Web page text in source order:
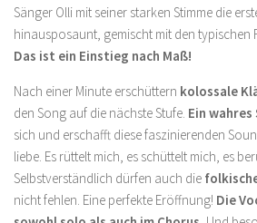
Sänger Olli mit seiner starken Stimme die
hinausposaunt, gemischt mit den typischen
Das ist ein Einstieg nach Maß!
Nach einer Minute erschüttern kolossale
den Song auf die nächste Stufe. Ein wahres
sich und erschafft diese faszinierenden
liebe. Es rüttelt mich, es schüttelt mich, es
Selbstverständlich dürfen auch die
nicht fehlen. Eine perfekte Eröffnung! Die